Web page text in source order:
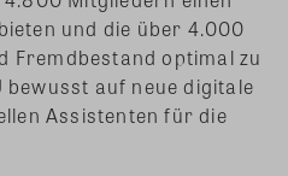
und die über 4.000
Fremdbestand optimal zu
bewusst auf neue digitale
Assistenten für die